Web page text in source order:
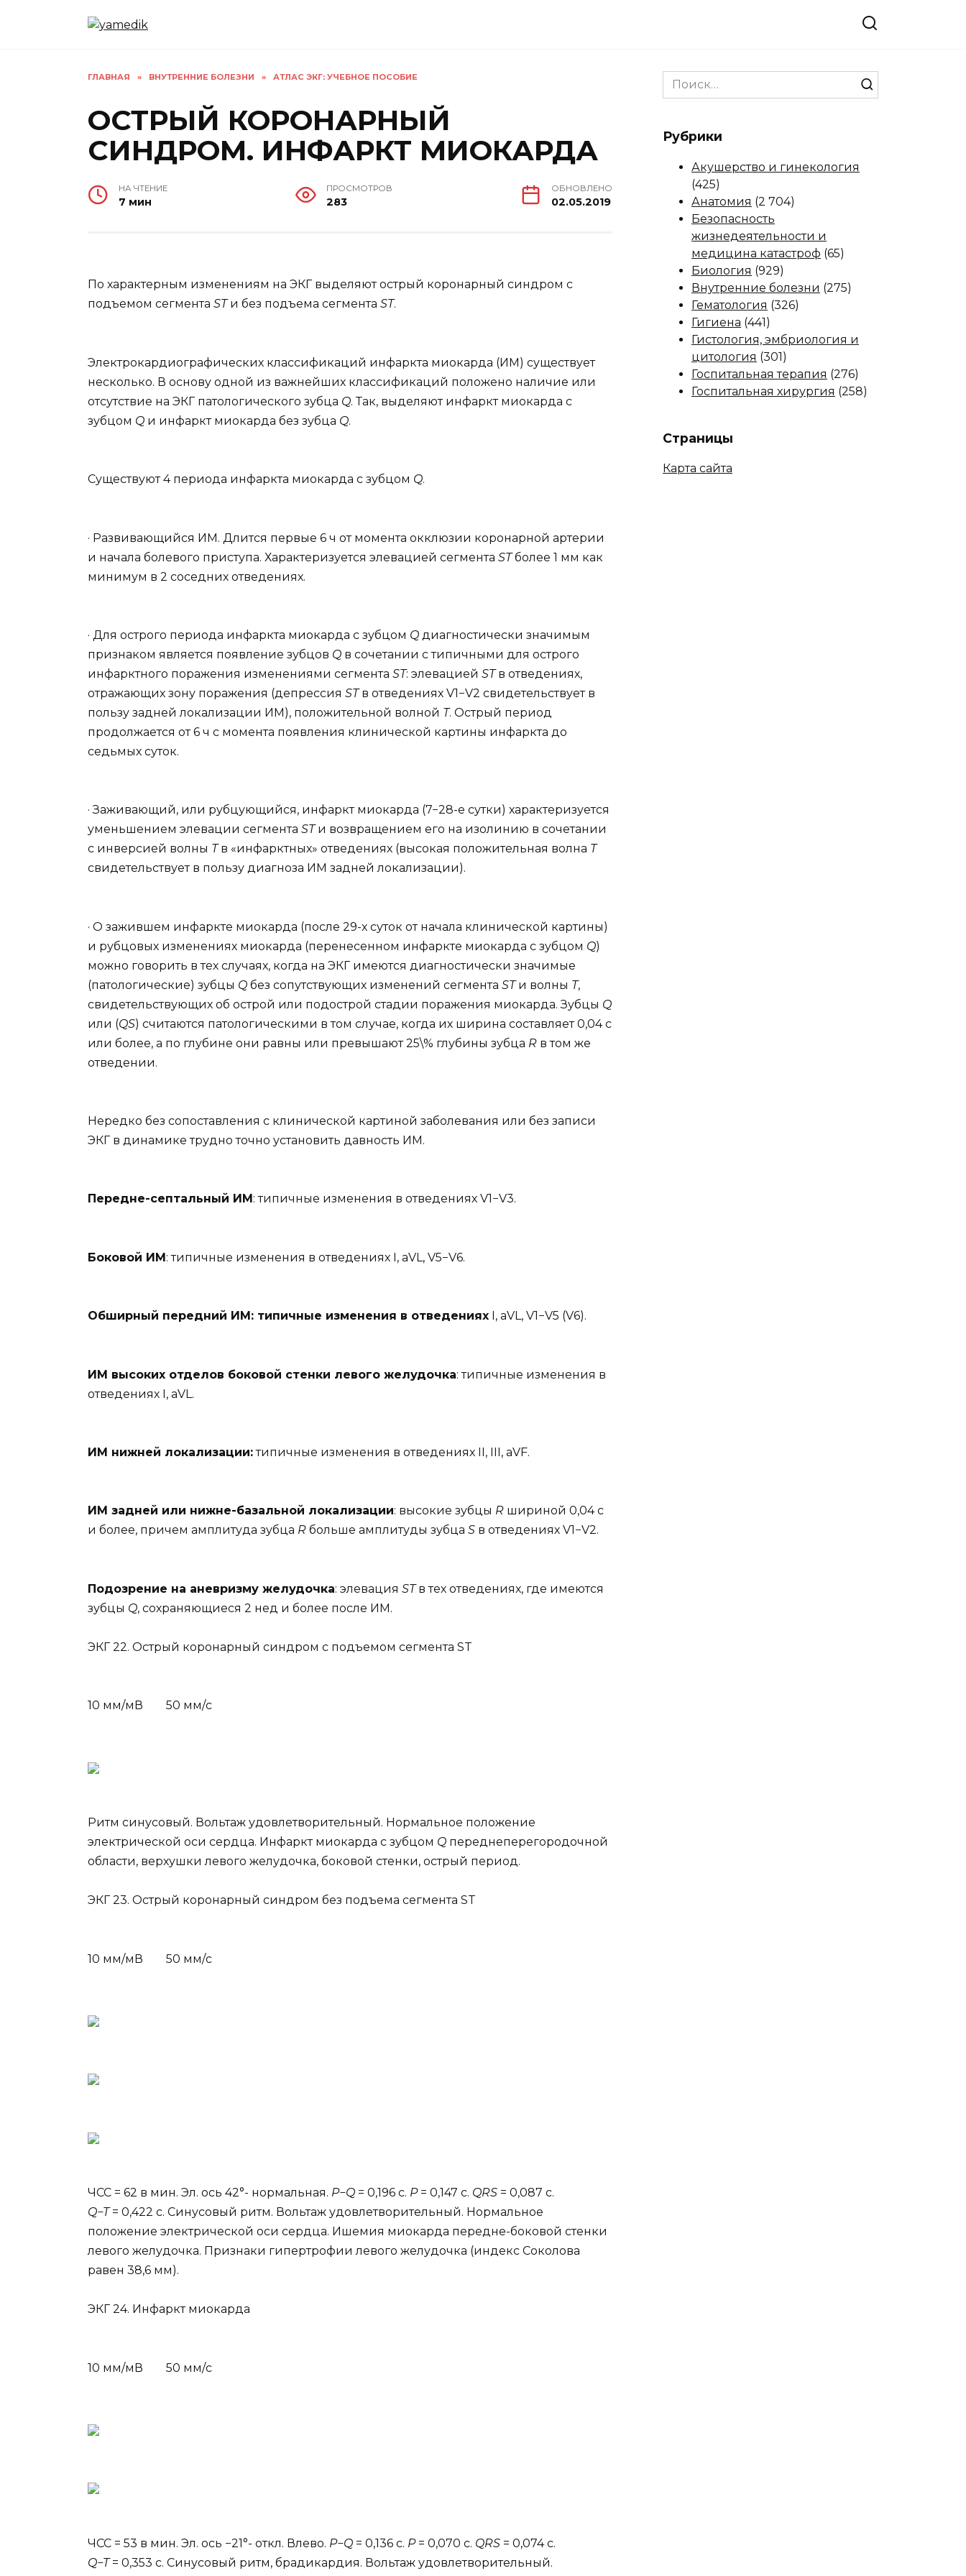
ГЛАВНАЯ » ВНУТРЕННИЕ БОЛЕЗНИ » АТЛАС ЭКГ: УЧЕБНОЕ ПОСОБИЕ
ОСТРЫЙ КОРОНАРНЫЙ
СИНДРОМ. ИНФАРКТ МИОКАРДА
НА ЧТЕНИЕ
7 мин
ПРОСМОТРОВ
283
ОБНОВЛЕНО
02.05.2019
По характерным изменениям на ЭКГ выделяют острый коронарный синдром с
подъемом сегмента STи без подъема сегмента ST.
Электрокардиографических классификаций инфаркта миокарда (ИМ) существует
несколько. В основу одной из важнейших классификаций положено наличие или
отсутствие на ЭКГ патологического зубца Q. Так, выделяют инфаркт миокарда с
зубцом Q и инфаркт миокарда без зубца Q.
Существуют 4 периода инфаркта миокарда с зубцом Q.
· Развивающийся ИМ. Длится первые 6 ч от момента окклюзии коронарной артерии
и начала болевого приступа. Характеризуется элевацией сегмента STболее 1 мм как
минимум в 2 соседних отведениях.
· Для острого периода инфаркта миокарда с зубцом Q диагностически значимым
признаком является появление зубцов Q в сочетании с типичными для острого
инфарктного поражения изменениями сегмента ST: элевацией STв отведениях,
отражающих зону поражения (депрессия STв отведениях V1−V2 свидетельствует в
пользу задней локализации ИМ), положительной волной Т. Острый период
продолжается от 6 ч с момента появления клинической картины инфаркта до
седьмых суток.
· Заживающий, или рубцующийся, инфаркт миокарда (7−28-е сутки) характеризуется
уменьшением элевации сегмента STи возвращением его на изолинию в сочетании
с инверсией волны Тв «инфарктных» отведениях (высокая положительная волна Т
свидетельствует в пользу диагноза ИМ задней локализации).
· О зажившем инфаркте миокарда (после 29-х суток от начала клинической картины)
и рубцовых изменениях миокарда (перенесенном инфаркте миокарда с зубцом Q)
можно говорить в тех случаях, когда на ЭКГ имеются диагностически значимые
(патологические) зубцы Q без сопутствующих изменений сегмента STи волны Т,
свидетельствующих об острой или подострой стадии поражения миокарда. Зубцы Q
или (QS) считаются патологическими в том случае, когда их ширина составляет 0,04 с
или более, а по глубине они равны или превышают 25\% глубины зубца R в том же
отведении.
Нередко без сопоставления с клинической картиной заболевания или без записи
ЭКГ в динамике трудно точно установить давность ИМ.
Передне-септальный ИМ : типичные изменения в отведениях V1−V3.
Боковой ИМ: типичные изменения в отведениях I, aVL, V5−V6.
Обширный передний ИМ: типичные изменения в отведениях I, aVL, V1−V5 (V6).
ИМ высоких отделов боковой стенки левого желудочка: типичные изменения в
отведениях I, aVL.
ИМ нижней локализации:типичные изменения в отведениях II, III, aVF.
ИМ задней или нижне-базальной локализации: высокие зубцы R шириной 0,04 с
и более, причем амплитуда зубца R больше амплитуды зубца S в отведениях V1−V2.
Подозрение на аневризму желудочка: элевация STв тех отведениях, где имеются
зубцы Q, сохраняющиеся 2 нед и более после ИМ.
ЭКГ 22. Острый коронарный синдром с подъемом сегмента ST
10 мм/мВ 50 мм/с
Ритм синусовый. Вольтаж удовлетворительный. Нормальное положение
электрической оси сердца. Инфаркт миокарда с зубцом Q переднеперегородочной
области, верхушки левого желудочка, боковой стенки, острый период.
ЭКГ 23. Острый коронарный синдром без подъема сегмента ST
10 мм/мВ 50 мм/с
ЧСС = 62 в мин. Эл. ось 42°- нормальная. P−Q = 0,196 с. P= 0,147 с. QRS = 0,087 с.
Q−T= 0,422 с. Синусовый ритм. Вольтаж удовлетворительный. Нормальное
положение электрической оси сердца. Ишемия миокарда передне-боковой стенки
левого желудочка. Признаки гипертрофии левого желудочка (индекс Соколова
равен 38,6 мм).
ЭКГ 24. Инфаркт миокарда
10 мм/мВ 50 мм/с
ЧСС = 53 в мин. Эл. ось −21°- откл. Влево. P−Q = 0,136 с. P = 0,070 с. QRS = 0,074 с.
Q−T= 0,353 с. Синусовый ритм, брадикардия. Вольтаж удовлетворительный.
Search
for:
Рубрики
Акушерство и гинекология
(425)
Анатомия (2 704)
Безопасность
жизнедеятельности и
медицина катастроф (65)
Биология (929)
Внутренние болезни (275)
Гематология (326)
Гигиена (441)
Гистология, эмбриология и
цитология (301)
Госпитальная терапия (276)
Госпитальная хирургия (258)
Страницы
Карта сайта